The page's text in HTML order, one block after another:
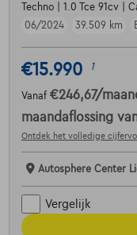
Techno | 1.0 Tce 91cv |
06/2024
39.509 km
€15.990 1
Vanaf €246,67/
maandaflossing
Ontdek het volledige
Autosphere Center
Vergelijk